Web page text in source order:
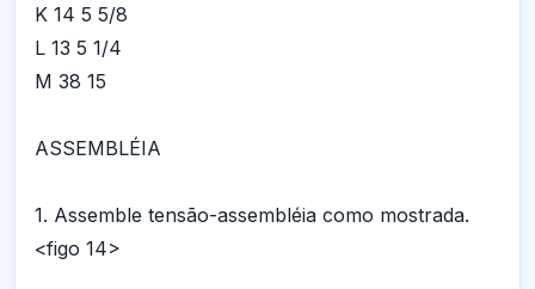
K 14 5 5/8
L 13 5 1/4
M 38 15
ASSEMBLÉIA
1. Assemble tensão-assembléia como mostrada.
<figo 14>